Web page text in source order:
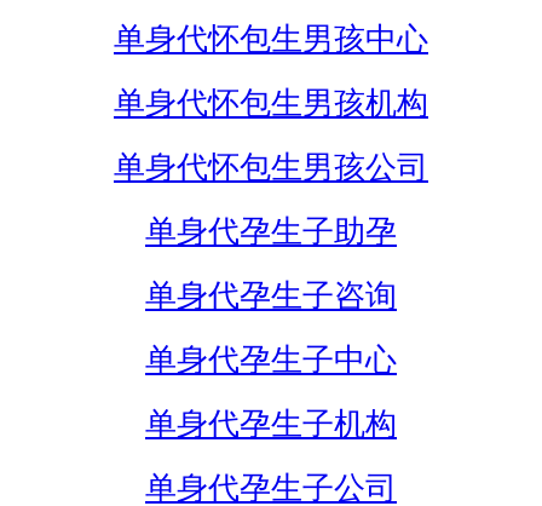
单身代怀包生男孩中心
单身代怀包生男孩机构
单身代怀包生男孩公司
单身代孕生子助孕
单身代孕生子咨询
单身代孕生子中心
单身代孕生子机构
单身代孕生子公司